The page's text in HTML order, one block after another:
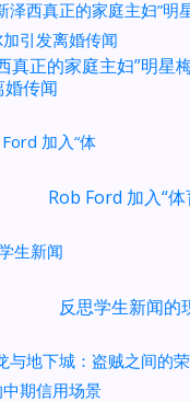
真正的家庭主妇”明星
婚传闻
Rob Ford 加入“体
反思学生新闻的